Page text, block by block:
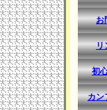
お
リ
初
カン